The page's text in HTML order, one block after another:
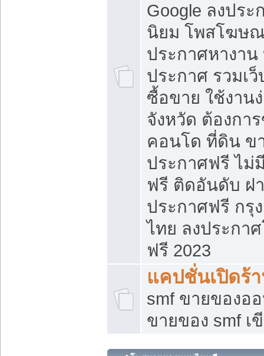
Google ลงปร
นิยม โพสโฆษ
ประกาศหางาน
ประกาศ รวมเ
ซื้อขาย ใช้งาน
จังหวัด ต้องกา
คอนโด ที่ดิน ข
ประกาศฟรี ไม่
ฟรี ติดอันดับ ฝ
ประกาศฟรี กรุ
ไทย ลงประกา
ฟรี 2023
แคปชั่นเปิดร้
smf ขายของอ
ขายของ smf เ